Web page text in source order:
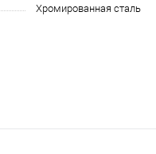
Хромированная сталь